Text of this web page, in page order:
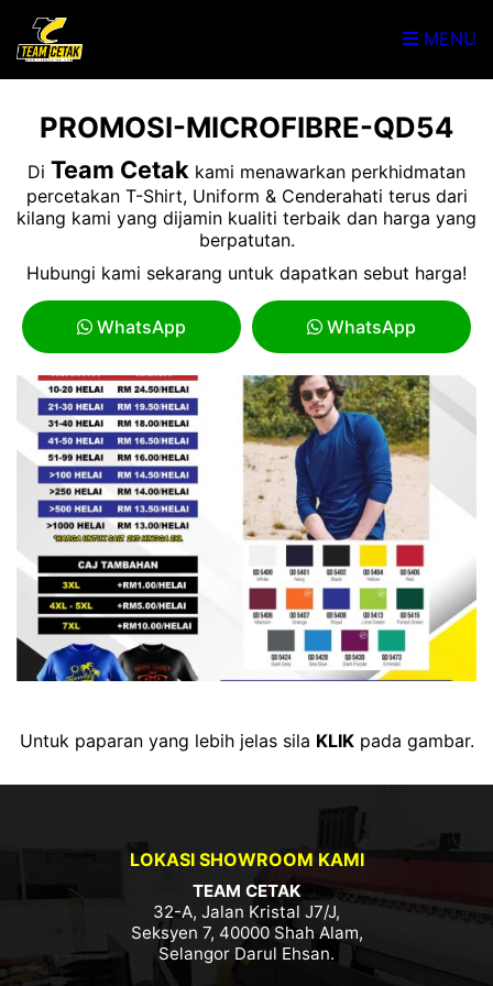
MENU
PROMOSI-MICROFIBRE-QD54
Di Team Cetak kami menawarkan perkhidmatan
percetakan T-Shirt, Uniform & Cenderahati terus dari
kilang kami yang dijamin kualiti terbaik dan harga yang
berpatutan.
Hubungi kami sekarang untuk dapatkan sebut harga!
WhatsApp WhatsApp
Untuk paparan yang lebih jelas sila KLIKpada gambar.
LOKASI SHOWROOM KAMI
TEAM CETAK
32-A, Jalan Kristal J7/J,
Seksyen 7, 40000 Shah Alam,
Selangor Darul Ehsan.